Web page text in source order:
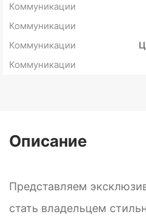
Коммуникации
Коммуникации
Коммуникации
Коммуникации
Описание
Представляем
стать владельцем